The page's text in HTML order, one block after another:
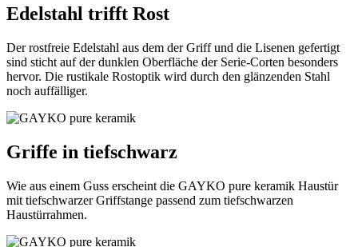
Edelstahl trifft Rost
Der rostfreie Edelstahl aus dem der Griff und die Lisenen gefertigt
sind sticht auf der dunklen Oberfläche der Serie-Corten besonders
hervor. Die rustikale Rostoptik wird durch den glänzenden Stahl
noch auffälliger.
Griffe in tiefschwarz
Wie aus einem Guss erscheint die GAYKO pure keramik Haustür
mit tiefschwarzer Griffstange passend zum tiefschwarzen
Haustürrahmen.